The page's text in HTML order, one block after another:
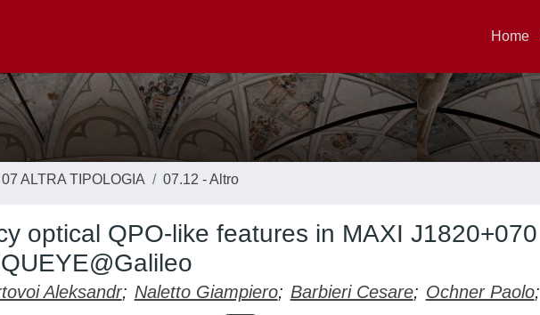
Home
07 ALTRA TIPOLOGIA 07.12 - Altro
optical QPO-like features in MAXI J1820+070
Aleksandr; Naletto Giampiero; Barbieri Cesare; Ochner Paolo;